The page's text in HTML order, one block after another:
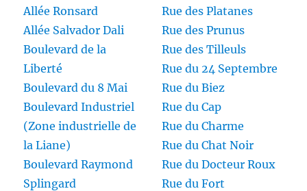
Allée Ronsard
Allée Salvador Dali
Boulevard de la
Liberté
Boulevard du 8 Mai
Boulevard Industriel
(Zone industrielle de
la Liane)
Boulevard Raymond
Splingard
Rue des Platanes
Rue des Prunus
Rue des Tilleuls
Rue du 24 Septembre
Rue du Biez
Rue du Cap
Rue du Charme
Rue du Chat Noir
Rue du Docteur Roux
Rue du Fort